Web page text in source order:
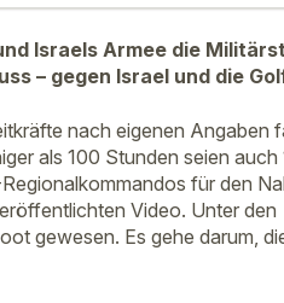
Israels Armee die
– gegen Israel und die
nach eigenen Angaben
als 100 Stunden seien auch
für den
Video. Unter den
gewesen. Es gehe darum,